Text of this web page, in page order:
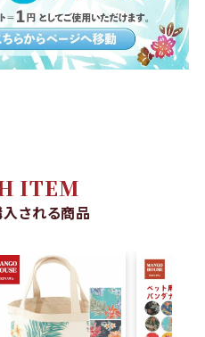
ITEM
される商品